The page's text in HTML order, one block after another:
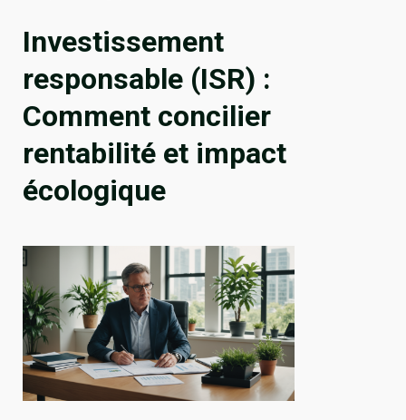
Investissement
responsable (ISR) :
Comment concilier
rentabilité et impact
écologique